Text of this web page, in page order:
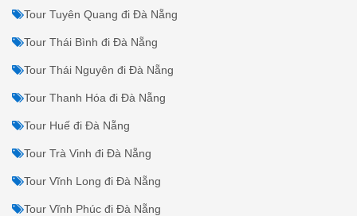
Tour Tuyên Quang đi Đà Nẵng
Tour Thái Bình đi Đà Nẵng
Tour Thái Nguyên đi Đà Nẵng
Tour Thanh Hóa đi Đà Nẵng
Tour Huế đi Đà Nẵng
Tour Trà Vinh đi Đà Nẵng
Tour Vĩnh Long đi Đà Nẵng
Tour Vĩnh Phúc đi Đà Nẵng